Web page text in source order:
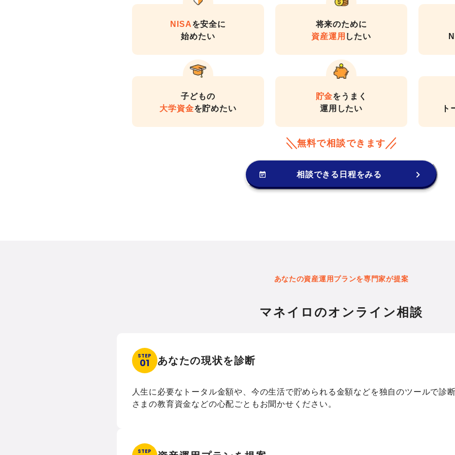
NISAを安全に
始めたい
将来のために
資産運用 したい
子どもの
大学資金を貯めたい
貯金をうまく
運用したい
ト
無料で相談できます
相談できる日程をみる
あなたの資産運用プランを専門家が提案
マネイロのオンライン相談
STEP
01 あなたの現状を診断
人生に必要なトータル金額や、今の生活で貯められる金額などを独自のツールで診
さまの教育資金などの心配ごともお聞かせください。
STEP